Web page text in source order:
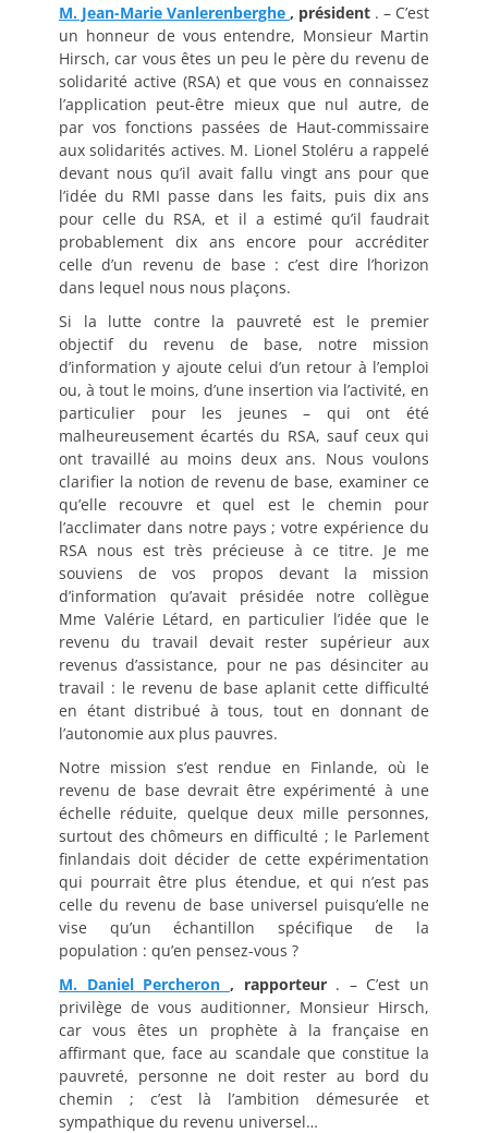
M. Jean-Marie Vanlerenberghe , président . – C’est
un honneur de vous entendre, Monsieur Martin
Hirsch, car vous êtes un peu le père du revenu de
solidarité active (RSA) et que vous en connaissez
l’application peut-être mieux que nul autre, de
par vos fonctions passées de Haut-commissaire
aux solidarités actives. M. Lionel Stoléru a rappelé
devant nous qu’il avait fallu vingt ans pour que
l’idée du RMI passe dans les faits, puis dix ans
pour celle du RSA, et il a estimé qu’il faudrait
probablement dix ans encore pour accréditer
celle d’un revenu de base : c’est dire l’horizon
dans lequel nous nous plaçons.
Si la lutte contre la pauvreté est le premier
objectif du revenu de base, notre mission
d’information y ajoute celui d’un retour à l’emploi
ou, à tout le moins, d’une insertion via l’activité, en
particulier pour les jeunes – qui ont été
malheureusement écartés du RSA, sauf ceux qui
ont travaillé au moins deux ans. Nous voulons
clarifier la notion de revenu de base, examiner ce
qu’elle recouvre et quel est le chemin pour
l’acclimater dans notre pays ; votre expérience du
RSA nous est très précieuse à ce titre. Je me
souviens de vos propos devant la mission
d’information qu’avait présidée notre collègue
Mme Valérie Létard, en particulier l’idée que le
revenu du travail devait rester supérieur aux
revenus d’assistance, pour ne pas désinciter au
travail : le revenu de base aplanit cette difficulté
en étant distribué à tous, tout en donnant de
l’autonomie aux plus pauvres.
Notre mission s’est rendue en Finlande, où le
revenu de base devrait être expérimenté à une
échelle réduite, quelque deux mille personnes,
surtout des chômeurs en difficulté ; le Parlement
finlandais doit décider de cette expérimentation
qui pourrait être plus étendue, et qui n’est pas
celle du revenu de base universel puisqu’elle ne
vise qu’un échantillon spécifique de la
population : qu’en pensez-vous ?
M. Daniel Percheron , rapporteur . – C’est un
privilège de vous auditionner, Monsieur Hirsch,
car vous êtes un prophète à la française en
affirmant que, face au scandale que constitue la
pauvreté, personne ne doit rester au bord du
chemin ; c’est là l’ambition démesurée et
sympathique du revenu universel…